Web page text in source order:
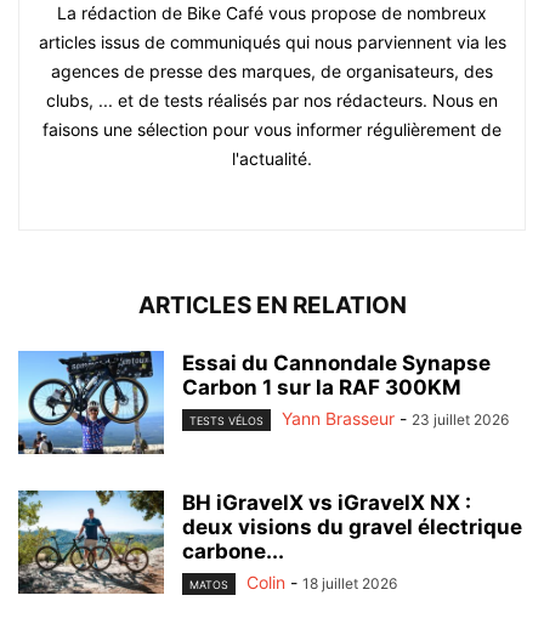
La rédaction de Bike Café vous propose de nombreux
articles issus de communiqués qui nous parviennent via les
agences de presse des marques, de organisateurs, des
clubs, ... et de tests réalisés par nos rédacteurs. Nous en
faisons une sélection pour vous informer régulièrement de
l'actualité.
ARTICLES EN RELATION
Essai du Cannondale Synapse
Carbon 1 sur la RAF 300KM
TESTS VÉLOS Yann Brasseur - 23 juillet 2026
BH iGravelX vs iGravelX NX :
deux visions du gravel électrique
carbone...
MATOS Colin - 18 juillet 2026